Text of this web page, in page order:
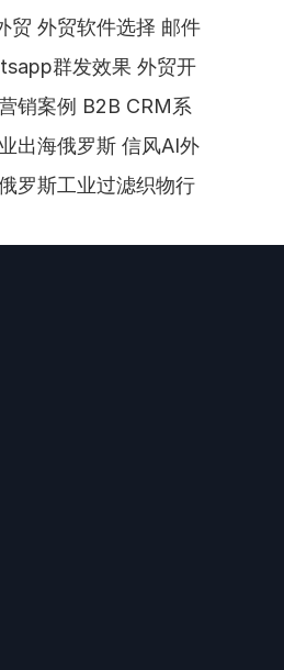
贸 外贸软件选择 邮件
群发效果 外贸开
销案例 B2B CRM系
出海俄罗斯 信风AI外
罗斯工业过滤织物行